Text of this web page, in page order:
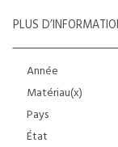
PLUS
Année
Matériau(x)
Pays
État